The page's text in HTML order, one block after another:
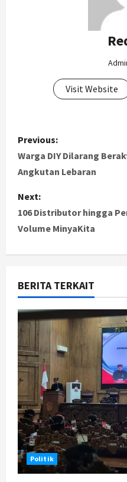
Visit Website
P
o
t
n
a
v
i
g
a
t
i
o
n
Previous:
Warga DIY Dilarang
Angkutan Lebaran
Next:
106 Distributor hingga
Volume MinyaKita
BERITA TERKAIT
Politik